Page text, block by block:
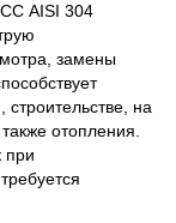
AISI 304
замены
на
отопления.
при